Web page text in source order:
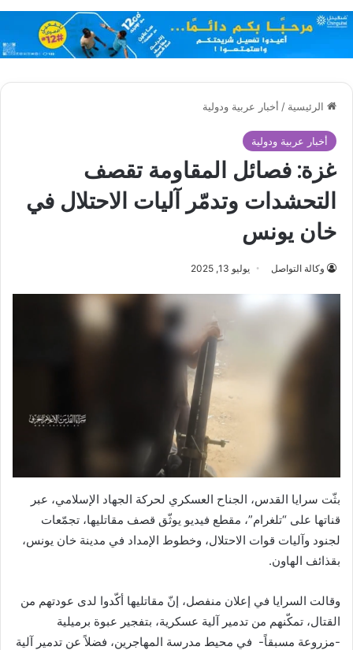
الرئيسية / أخبار عربية ودولية
أخبار عربية ودولية
غزة: فصائل المقاومة تقصف
التحشدات وتدمّر آليات الاحتلال في
خان يونس
وكالة التواصل يوليو 13, 2025
بثّت سرايا القدس، الجناح العسكري لحركة الجهاد الإسلامي، عبر
قناتها على “تلغرام”، مقطع فيديو يوثّق قصف مقاتليها، تجمّعات
لجنود وآليات قوات الاحتلال، وخطوط الإمداد في مدينة خان يونس،
بقذائف الهاون.
وقالت السرايا في إعلان منفصل، إنّ مقاتليها أكّدوا لدى عودتهم من
القتال، تمكّنهم من تدمير آلية عسكرية، بتفجير عبوة برميلية
-مزروعة مسبقاً- في محيط مدرسة المهاجرين، فضلاً عن تدمير آلية